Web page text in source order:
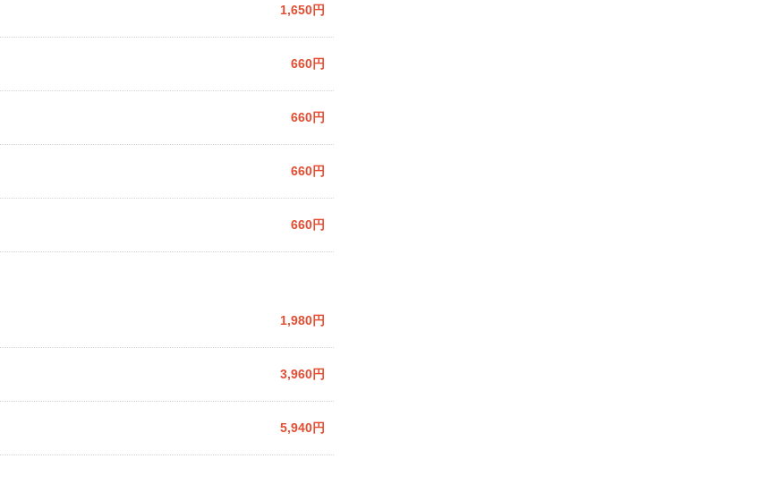
1,650円
660円
660円
660円
660円
1,980円
3,960円
5,940円